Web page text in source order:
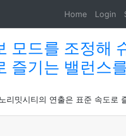
Home Login
모드를 조정해
즐기는 밸런스
밋시티의 연출은 표준 속도로